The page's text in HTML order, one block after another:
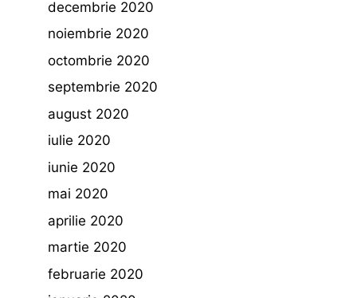
decembrie 2020
noiembrie 2020
octombrie 2020
septembrie 2020
august 2020
iulie 2020
iunie 2020
mai 2020
aprilie 2020
martie 2020
februarie 2020